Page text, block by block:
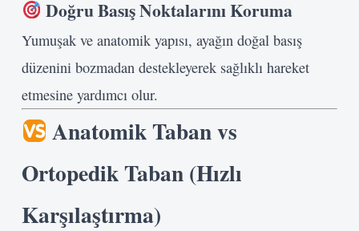
Doğru Basış Noktalarını Koruma
Yumuşak ve anatomik yapısı, ayağın doğal basış
düzenini bozmadan destekleyerek sağlıklı hareket
etmesine yardımcı olur.
Anatomik Taban vs
Ortopedik Taban (Hızlı
Karşılaştırma)